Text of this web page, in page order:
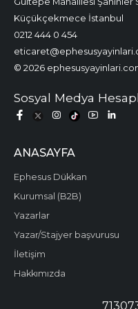
Küçükçekmece İstanbul
0212 444 0 454
© 2026
Sosyal Medya
ANASAYFA
Ephesus Dükkan
Kurumsal (B2B)
Yazarlar
Yazar/Stajyer başvurusu
İletişim
Hakkımızda